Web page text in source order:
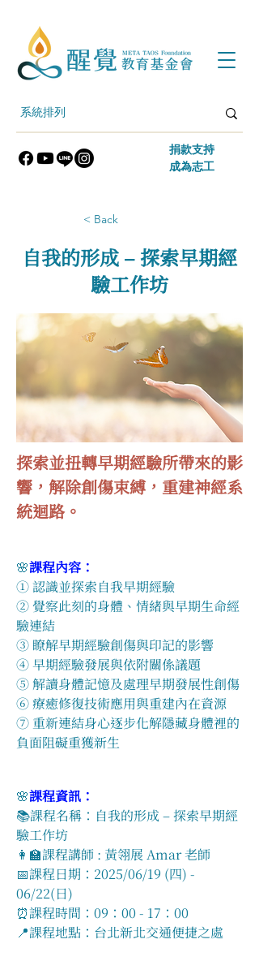
​捐款支持
​成為志工
< Back
自我的形成 – 探索早期經
驗工作坊
探索並扭轉早期經驗所帶來的影
響，解除創傷束縛，重建神經系
統迴路。
🌸課程內容：
① 認識並探索自我早期經驗
② 覺察此刻的身體、情緒與早期生命經
驗連結
③ 瞭解早期經驗創傷與印記的影響
④ 早期經驗發展與依附關係議題
⑤ 解讀身體記憶及處理早期發展性創傷
⑥ 療癒修復技術應用與重建內在資源
⑦ 重新連結身心逐步化解隱藏身體裡的
負面阻礙重獲新生
🌸課程資訊：
📚課程名稱：自我的形成 – 探索早期經
驗工作坊
👩‍🏫課程講師 : 黃翎展 Amar 老師
📅課程日期：2025/06/19 (四) -
06/22(日)
⏰課程時間：09：00 - 17：00
📍課程地點：台北新北交通便捷之處